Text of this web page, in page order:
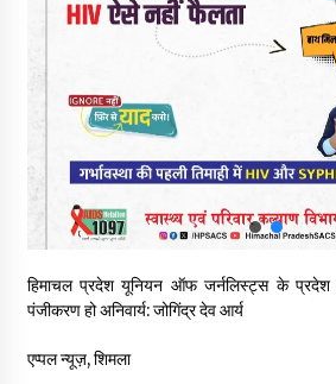
स्वास्थ्य विभाग की खरीद में घोटाले
ने कहा- “हर पैसे का हिसाब जनता को
05/08/2026
भाजपा का कांग्रेस सरकार पर हमला,
शिमला में प्रदर्शन, मानसून सत्र में
04/08/2026
पुलिस कांस्टेबल भर्ती के लिए बड़ी
04/08/2026
हिमाचल प्रदेश यूनियन ऑफ जर्नलिस्ट्स के प्रदेश
पंजीकरण हो अनिवार्य: जोगिंद्र देव आर्य
एप्पल न्यूज़, शिमला